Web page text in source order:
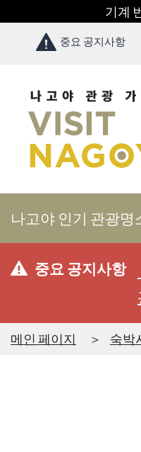
기계
중요 공지사항
나고야 인기 관광명
중요 공지사항
메인 페이지 숙박